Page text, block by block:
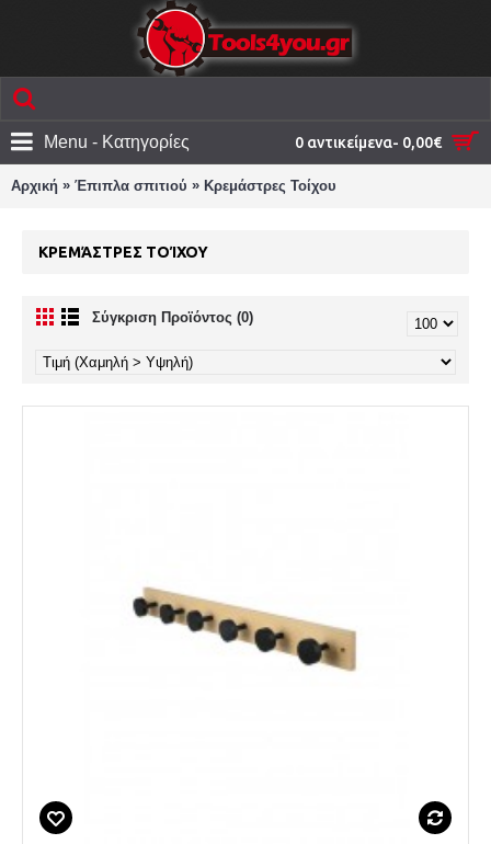
0 αντικείμενα- 0,00€
Menu - Κατηγορίες
Αρχική » Έπιπλα σπιτιού » Κρεμάστρες Τοίχου
ΚΡΕΜΆΣΤΡΕΣ ΤΟΊΧΟΥ
Σύγκριση Προϊόντος (0)